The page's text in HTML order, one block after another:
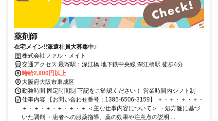
薬剤師
在宅メイン!!派遣社員大募集中♪
株式会社ファル・メイト
交通アクセス 最寄駅：深江橋 地下鉄中央線 深江橋駅 徒歩4分
時給2,800円以上
大阪府大阪市東成区
勤務時間 固定時間制 下記をご確認ください！ 営業時間内シフト制
仕事内容 【お問い合わせ番号：1385-6506-3159】 ＋・＋・＋・＋・
＋・＋・＋・＋・＋・＋ ＜主な仕事内容について＞ ・処方箋に基づ
いた調剤 ・患者への服薬指導、薬の効果や注意点の説明 ...